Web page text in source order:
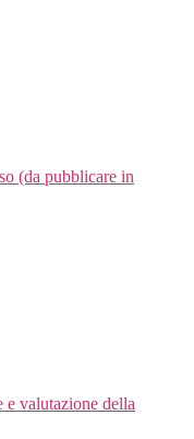
(da pubblicare in
e valutazione della